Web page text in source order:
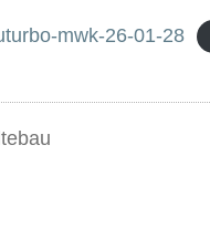
mwk-26-01-28